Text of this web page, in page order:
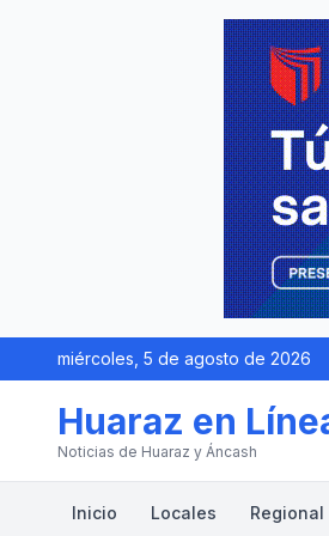
miércoles, 5 de agosto de 2026
Huaraz en
Noticias de Huaraz y Áncash
Inicio Locales Regional